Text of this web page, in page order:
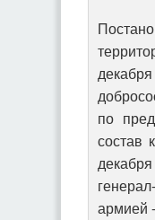
по
состав
армией